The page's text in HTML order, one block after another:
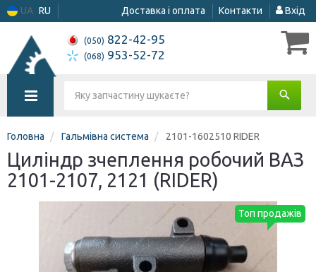
UA RU Доставка і оплата Контакти Вхід
(050) 822-42-95
(068) 953-52-72
Головна Гальмівна система 2101-1602510 RIDER
Циліндр зчеплення робочий ВАЗ
2101-2107, 2121 (RIDER)
Топ продажів